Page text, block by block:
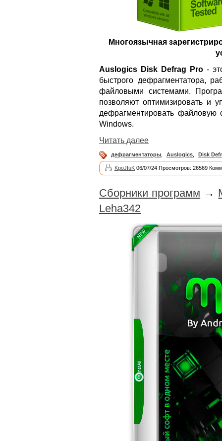
Многоязычная
Auslogics Disk Defrag Pro -
быстрого дефрагментатора,
файловыми системами.
позволяют оптимизировать и
дефрагментировать файловую
Windows.
Читать далее
дефрагментаторы Auslogics Disk
KpoJIuK 06/07/24 Просмотров: 26569
Сборники программ →
Leha342